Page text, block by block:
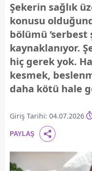
Şekerin sağlık
konusu
bölümü ‘serbest
kaynaklanıyor.
hiç gerek yok.
kesmek,
daha kötü hale
Giriş Tarihi: 04.07.2026
PAYLAŞ